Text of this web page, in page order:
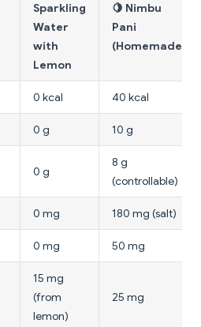
Sparkling
Water
with
Lemon
🍋 Nimbu
Pani
(Homemade)
0 kcal 40 kcal
0 g 10 g
0 g
8 g
(controllable)
0 mg 180 mg (salt)
0 mg 50 mg
15 mg
(from
lemon)
25 mg